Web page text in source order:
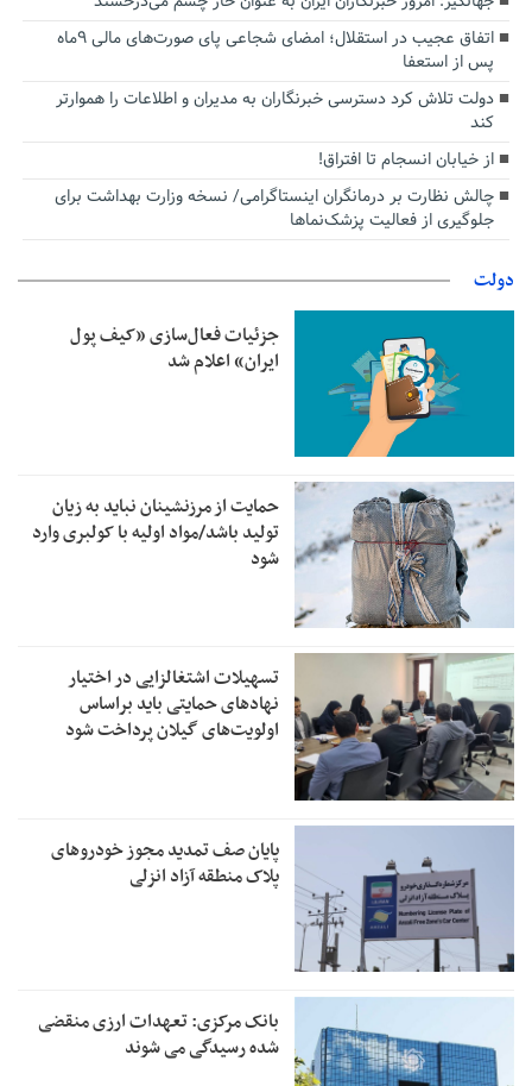
اتفاق عجیب در استقلال؛ امضای شجاعی پای صورت‌های مالی ٩ماه
پس از استعفا
دولت تلاش کرد دسترسی خبرنگاران به مدیران و اطلاعات را هموارتر
کند
از خیابان انسجام تا افتراق!
چالش نظارت بر درمانگران اینستاگرامی/ نسخه وزارت بهداشت برای
جلوگیری از فعالیت پزشک‌نماها
دولت
جزئیات فعال‌سازی «کیف پول
ایران» اعلام شد
حمایت از مرزنشینان نباید به زیان
تولید باشد/مواد اولیه با کولبری وارد
شود
تسهیلات اشتغالزایی در اختیار
نهادهای حمایتی باید براساس
اولویت‌های گیلان پرداخت شود
پایان صف تمدید مجوز خودروهای
پلاک منطقه آزاد انزلی
بانک مرکزی: تعهدات ارزی منقضی
شده رسیدگی می شوند